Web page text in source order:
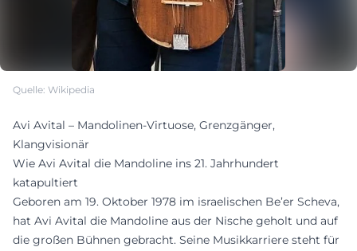
Quelle: Wikipedia
Avi Avital – Mandolinen-Virtuose, Grenzgänger,
Klangvisionär
Wie Avi Avital die Mandoline ins 21. Jahrhundert
katapultiert
Geboren am 19. Oktober 1978 im israelischen Be’er Scheva,
hat Avi Avital die Mandoline aus der Nische geholt und auf
die großen Bühnen gebracht. Seine Musikkarriere steht für